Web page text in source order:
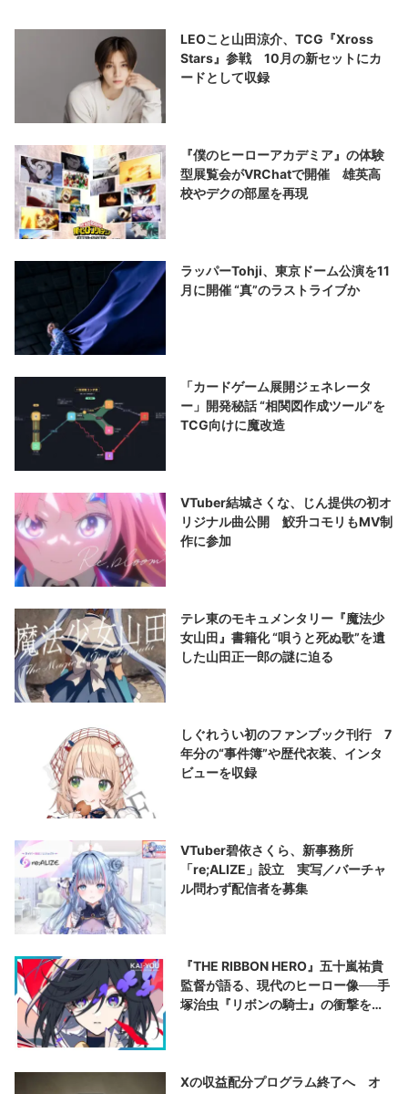
LEOこと山田涼介、TCG『Xross
Stars』参戦 10月の新セットにカ
ードとして収録
『僕のヒーローアカデミア』の体験
型展覧会がVRChatで開催 雄英高
校やデクの部屋を再現
ラッパーTohji、東京ドーム公演を11
月に開催 “真”のラストライブか
「カードゲーム展開ジェネレータ
ー」開発秘話 “相関図作成ツール”を
TCG向けに魔改造
VTuber結城さくな、じん提供の初オ
リジナル曲公開 鮫升コモリもMV制
作に参加
テレ東のモキュメンタリー『魔法少
女山田』書籍化 “唄うと死ぬ歌”を遺
した山田正一郎の謎に迫る
しぐれうい初のファンブック刊行 7
年分の“事件簿”や歴代衣装、インタ
ビューを収録
VTuber碧依さくら、新事務所
「re;ALIZE」設立 実写／バーチャ
ル問わず配信者を募集
『THE RIBBON HERO』五十嵐祐貴
監督が語る、現代のヒーロー像──手
塚治虫『リボンの騎士』の衝撃を再
Xの収益配分プログラム終了へ オ